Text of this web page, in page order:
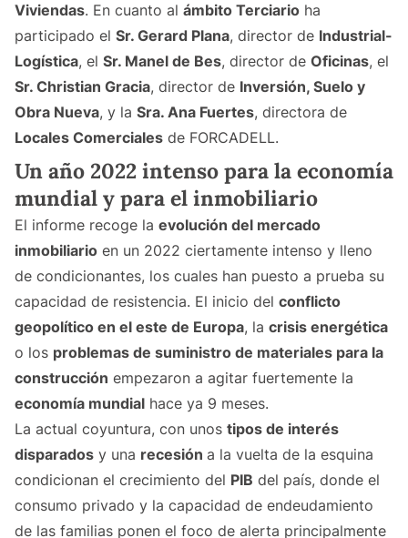
Viviendas. En cuanto al ámbito Terciario ha
participado el Sr. Gerard Plana, director de Industrial-
Logística, el Sr. Manel de Bes, director de Oficinas, el
Sr. Christian Gracia, director de Inversión, Suelo y
Obra Nueva, y la Sra. Ana Fuertes, directora de
Locales Comerciales de FORCADELL.
Un año 2022 intenso para la economía
mundial y para el inmobiliario
El informe recoge la evolución del mercado
inmobiliario en un 2022 ciertamente intenso y lleno
de condicionantes, los cuales han puesto a prueba su
capacidad de resistencia. El inicio del conflicto
geopolítico en el este de Europa, la crisis energética
o los problemas de suministro de materiales para la
construcción empezaron a agitar fuertemente la
economía mundial hace ya 9 meses.
La actual coyuntura, con unos tipos de interés
disparados y una recesión a la vuelta de la esquina
condicionan el crecimiento del PIB del país, donde el
consumo privado y la capacidad de endeudamiento
de las familias ponen el foco de alerta principalmente